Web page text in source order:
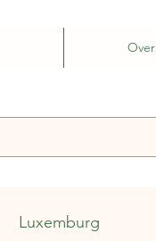
Over
Luxemburg